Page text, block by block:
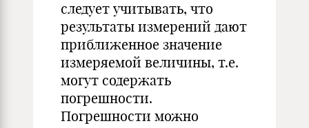
следует учитывать, что
результаты измерений дают
приближенное значение
измеряемой величины, т.е.
могут содержать
погрешности.
Погрешности можно